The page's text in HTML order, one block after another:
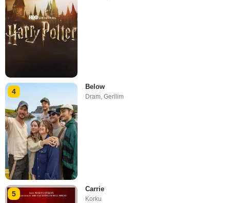
4
Below
Dram,Gerilim
5
Carrie
Korku